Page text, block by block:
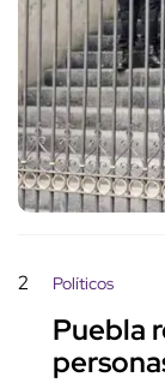
2 Políticos
Puebla